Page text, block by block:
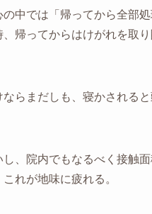
中では「帰ってから全部
帰ってからはけがれを取
らまだしも、寝かされる
、院内でもなるべく接触
れが地味に疲れる。